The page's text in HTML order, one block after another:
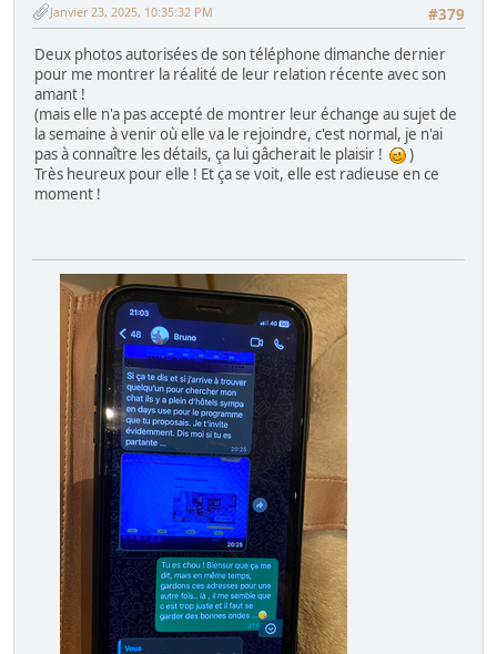
#379
Janvier 23, 2025, 10:35:32 PM
Deux photos autorisées de son téléphone dimanche dernier
pour me montrer la réalité de leur relation récente avec son
amant !
(mais elle n'a pas accepté de montrer leur échange au sujet de
la semaine à venir où elle va le rejoindre, c'est normal, je n'ai
pas à connaître les détails, ça lui gâcherait le plaisir !
)
Très heureux pour elle ! Et ça se voit, elle est radieuse en ce
moment !